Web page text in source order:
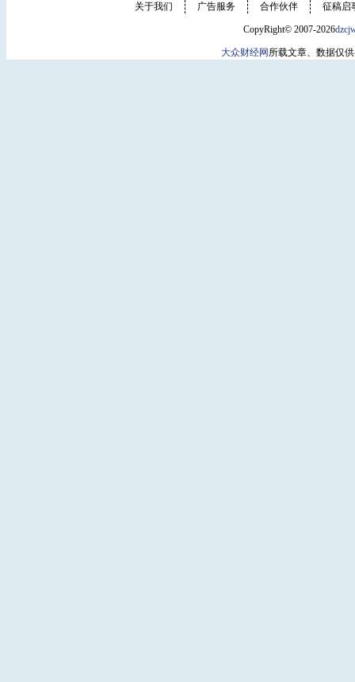
关于我们 广告服务 合作伙伴 征稿启
CopyRight© 2007-2026
大众财经网 所载文章、数据仅